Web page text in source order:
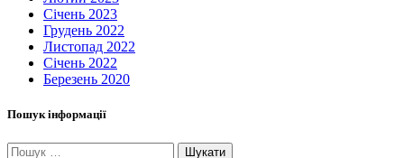
Січень 2023
Грудень 2022
Листопад 2022
Січень 2022
Березень 2020
Пошук інформації
Пошук: